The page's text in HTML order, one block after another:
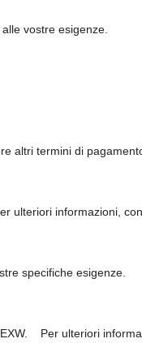
vostre esigenze.
altri termini di
ulteriori informazioni,
specifiche esigenze.
Per ulteriori